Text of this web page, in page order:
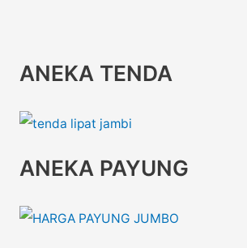
ANEKA TENDA
ANEKA PAYUNG